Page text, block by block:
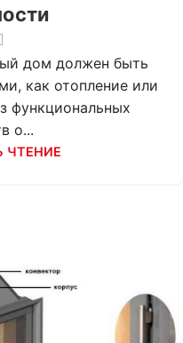
дом должен быть
как отопление или
функциональных
о...
ЧТЕНИЕ